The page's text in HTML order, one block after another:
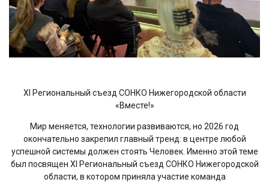
XI Региональный съезд СОНКО Нижегородской области
«Вместе!»
Мир меняется, технологии развиваются, но 2026 год
окончательно закрепил главный тренд: в центре любой
успешной системы должен стоять Человек. Именно этой теме
был посвящен XI Региональный съезд СОНКО Нижегородской
области, в котором приняла участие команда